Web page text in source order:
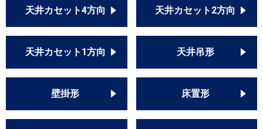
天井カセット4方向 天井カセット2方向
天井カセット1方向 天井吊形
壁掛形 床置形